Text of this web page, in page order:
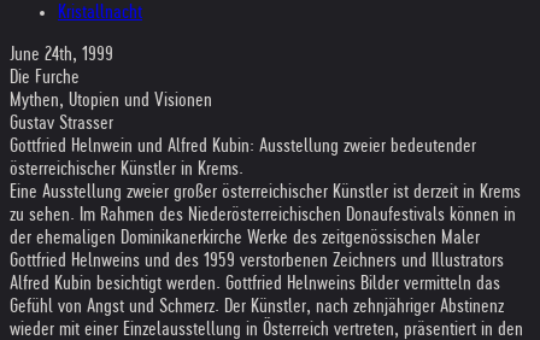
Kristallnacht
June 24th, 1999
Die Furche
Mythen, Utopien und Visionen
Gustav Strasser
Gottfried Helnwein und Alfred Kubin: Ausstellung zweier bedeutender
österreichischer Künstler in Krems.
Eine Ausstellung zweier großer österreichischer Künstler ist derzeit in Krems
zu sehen. Im Rahmen des Niederösterreichischen Donaufestivals können in
der ehemaligen Dominikanerkirche Werke des zeitgenössischen Maler
Gottfried Helnweins und des 1959 verstorbenen Zeichners und Illustrators
Alfred Kubin besichtigt werden. Gottfried Helnweins Bilder vermitteln das
Gefühl von Angst und Schmerz. Der Künstler, nach zehnjähriger Abstinenz
wieder mit einer Einzelausstellung in Österreich vertreten, präsentiert in den